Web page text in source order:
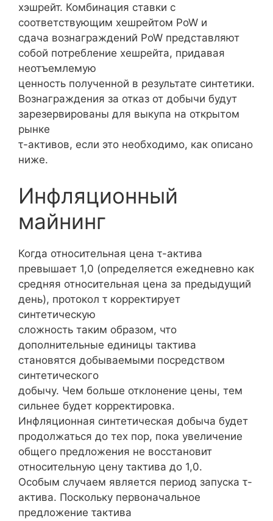
хэшрейт. Комбинация ставки с
соответствующим хешрейтом PoW и
сдача вознаграждений PoW представляют
собой потребление хешрейта, придавая
неотъемлемую
ценность полученной в результате синтетики.
Вознаграждения за отказ от добычи будут
зарезервированы для выкупа на открытом
рынке
τ-активов, если это необходимо, как описано
ниже.
Инфляционный
майнинг
Когда относительная цена τ-актива
превышает 1,0 (определяется ежедневно как
средняя относительная цена за предыдущий
день), протокол τ корректирует
синтетическую
сложность таким образом, что
дополнительные единицы τактива
становятся добываемыми посредством
синтетического
добычу. Чем больше отклонение цены, тем
сильнее будет корректировка.
Инфляционная синтетическая добыча будет
продолжаться до тех пор, пока увеличение
общего предложения не восстановит
относительную цену τактива до 1,0.
Особым случаем является период запуска τ-
актива. Поскольку первоначальное
предложение τактива